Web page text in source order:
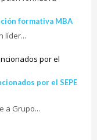
formativa MBA
líder...
por el SEPE
a Grupo...